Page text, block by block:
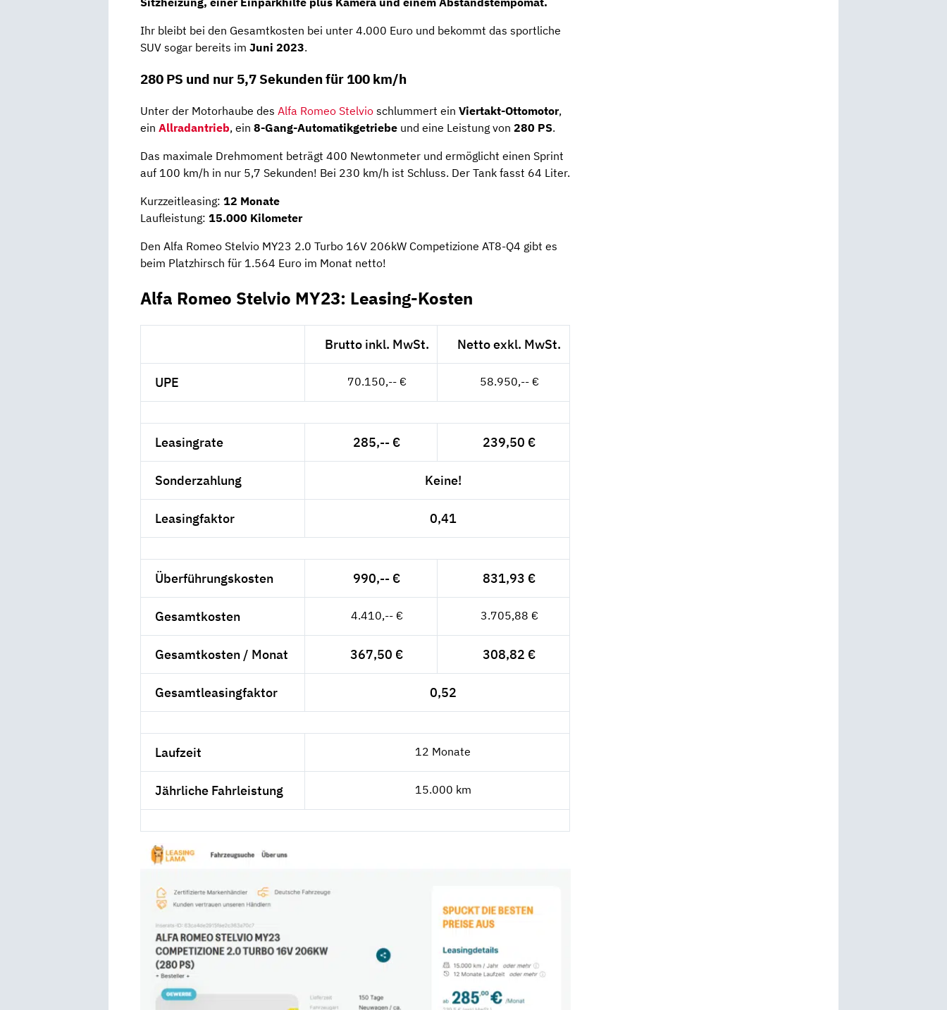
Ihr bleibt bei den Gesamtkosten bei unter 4.000 Euro und bekommt das sportliche
SUV sogar bereits im Juni 2023.
280 PS und nur 5,7 Sekunden für 100 km/h
Unter der Motorhaube des Alfa Romeo Stelvio schlummert ein Viertakt-Ottomotor,
ein Allradantrieb, ein 8-Gang-Automatikgetriebe und eine Leistung von 280 PS.
Das maximale Drehmoment beträgt 400 Newtonmeter und ermöglicht einen Sprint
auf 100 km/h in nur 5,7 Sekunden! Bei 230 km/h ist Schluss. Der Tank fasst 64 Liter.
Kurzzeitleasing: 12 Monate
Laufleistung: 15.000 Kilometer
Den Alfa Romeo Stelvio MY23 2.0 Turbo 16V 206kW Competizione AT8-Q4 gibt es
beim Platzhirsch für 1.564 Euro im Monat netto!
Alfa Romeo Stelvio MY23: Leasing-Kosten
Brutto inkl. MwSt. Netto exkl. MwSt.
UPE 70.150,-- € 58.950,-- €
Leasingrate 285,-- € 239,50 €
Sonderzahlung Keine!
Leasingfaktor 0,41
Überführungskosten 990,-- € 831,93 €
Gesamtkosten 4.410,-- € 3.705,88 €
Gesamtkosten / Monat 367,50 € 308,82 €
Gesamtleasingfaktor 0,52
Laufzeit 12 Monate
Jährliche Fahrleistung 15.000 km